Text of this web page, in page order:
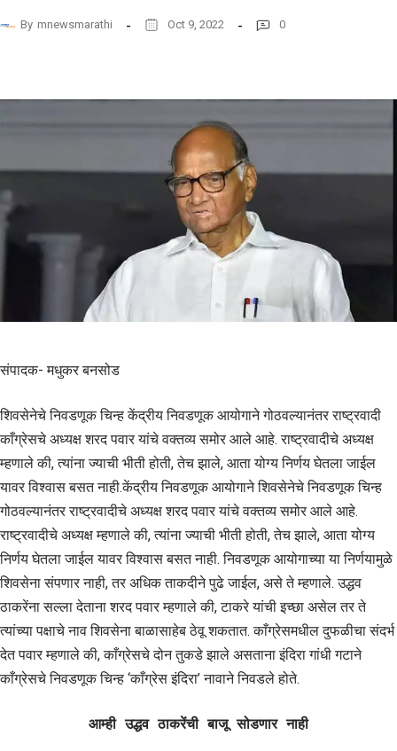
By mnewsmarathi Oct 9, 2022 0
संपादक- मधुकर बनसोड
शिवसेनेचे निवडणूक चिन्ह केंद्रीय निवडणूक आयोगाने गोठवल्यानंतर राष्ट्रवादी
काँग्रेसचे अध्यक्ष शरद पवार यांचे वक्तव्य समोर आले आहे. राष्ट्रवादीचे अध्यक्ष
म्हणाले की, त्यांना ज्याची भीती होती, तेच झाले, आता योग्य निर्णय घेतला जाईल
यावर विश्वास बसत नाही.केंद्रीय निवडणूक आयोगाने शिवसेनेचे निवडणूक चिन्ह
गोठवल्यानंतर राष्ट्रवादीचे अध्यक्ष शरद पवार यांचे वक्तव्य समोर आले आहे.
राष्ट्रवादीचे अध्यक्ष म्हणाले की, त्यांना ज्याची भीती होती, तेच झाले, आता योग्य
निर्णय घेतला जाईल यावर विश्वास बसत नाही. निवडणूक आयोगाच्या या निर्णयामुळे
शिवसेना संपणार नाही, तर अधिक ताकदीने पुढे जाईल, असे ते म्हणाले. उद्धव
ठाकरेंना सल्ला देताना शरद पवार म्हणाले की, टाकरे यांची इच्छा असेल तर ते
त्यांच्या पक्षाचे नाव शिवसेना बाळासाहेब ठेवू शकतात. काँग्रेसमधील दुफळीचा संदर्भ
देत पवार म्हणाले की, काँग्रेसचे दोन तुकडे झाले असताना इंदिरा गांधी गटाने
काँग्रेसचे निवडणूक चिन्ह ‘काँग्रेस इंदिरा’ नावाने निवडले होते.
आम्ही उद्धव ठाकरेंची बाजू सोडणार नाही